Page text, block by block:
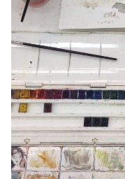
público e contará
autógrafos. A